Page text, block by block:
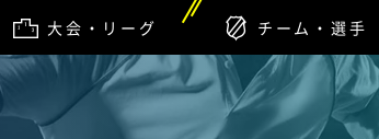
大会・リーグ チーム・選手